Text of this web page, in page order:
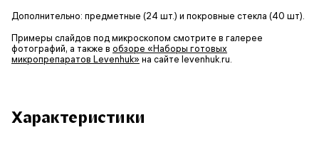
Дополнительно: предметные (24 шт.) и покровные стекла (40 шт).
Примеры слайдов под микроскопом смотрите в галерее
фотографий, а также в обзоре «Наборы готовых
микропрепаратов Levenhuk» на сайте levenhuk.ru.
Характеристики